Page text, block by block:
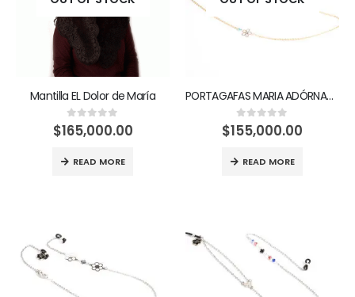
Mantilla EL Dolor de María
0out of 5
$165,000.00
READ MORE
PORTAGAFAS MARIA ADÓRNAME CON TUS GRACIAS
0out of 5
$155,000.00
READ MORE